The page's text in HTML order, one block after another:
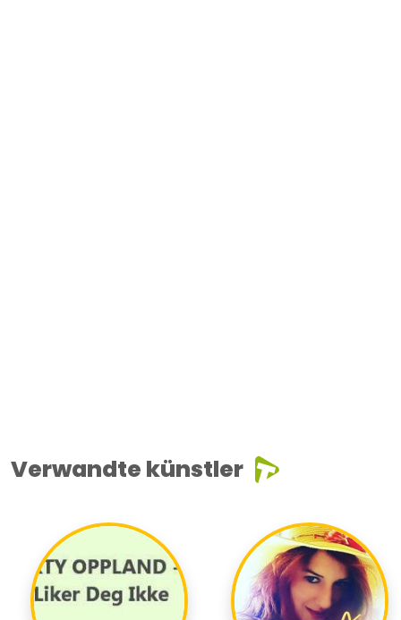
Verwandte künstler